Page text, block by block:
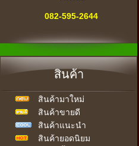
082-595-2644
" สายด่วน "
เครื่องออกกำลังกาย
ทุกคำถาม-ทุกปัญหา
เรามีคำตอบ
เรายินดีให้บริการ
สินค้า
สินค้ามาใหม่
สินค้าขายดี
สินค้าแนะนำ
สินค้ายอดนิยม